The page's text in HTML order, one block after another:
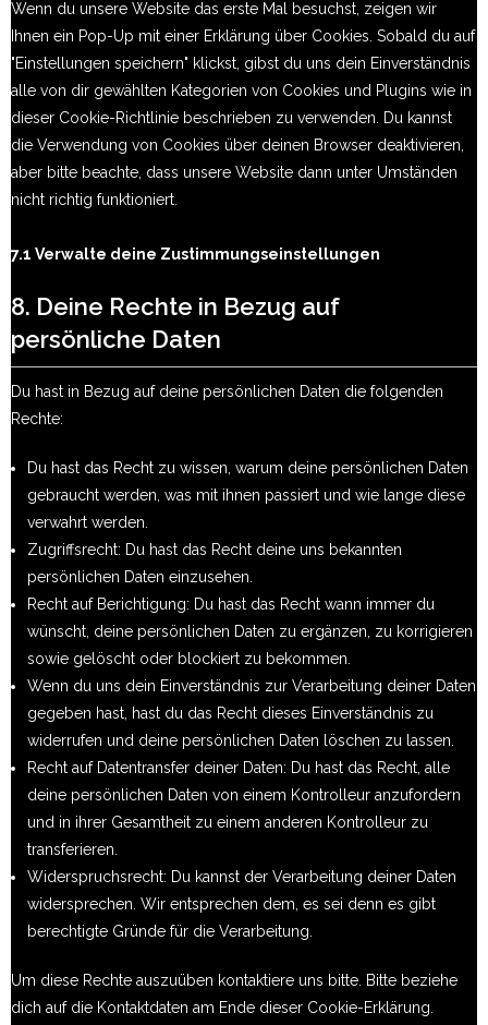
Wenn du unsere Website das erste Mal besuchst, zeigen wir
Ihnen ein Pop-Up mit einer Erklärung über Cookies. Sobald du auf
"Einstellungen speichern" klickst, gibst du uns dein Einverständnis
alle von dir gewählten Kategorien von Cookies und Plugins wie in
dieser Cookie-Richtlinie beschrieben zu verwenden. Du kannst
die Verwendung von Cookies über deinen Browser deaktivieren,
aber bitte beachte, dass unsere Website dann unter Umständen
nicht richtig funktioniert.
7.1 Verwalte deine Zustimmungseinstellungen
8. Deine Rechte in Bezug auf
persönliche Daten
Du hast in Bezug auf deine persönlichen Daten die folgenden
Rechte:
Du hast das Recht zu wissen, warum deine persönlichen Daten
gebraucht werden, was mit ihnen passiert und wie lange diese
verwahrt werden.
Zugriffsrecht: Du hast das Recht deine uns bekannten
persönlichen Daten einzusehen.
Recht auf Berichtigung: Du hast das Recht wann immer du
wünscht, deine persönlichen Daten zu ergänzen, zu korrigieren
sowie gelöscht oder blockiert zu bekommen.
Wenn du uns dein Einverständnis zur Verarbeitung deiner Daten
gegeben hast, hast du das Recht dieses Einverständnis zu
widerrufen und deine persönlichen Daten löschen zu lassen.
Recht auf Datentransfer deiner Daten: Du hast das Recht, alle
deine persönlichen Daten von einem Kontrolleur anzufordern
und in ihrer Gesamtheit zu einem anderen Kontrolleur zu
transferieren.
Widerspruchsrecht: Du kannst der Verarbeitung deiner Daten
widersprechen. Wir entsprechen dem, es sei denn es gibt
berechtigte Gründe für die Verarbeitung.
Um diese Rechte auszuüben kontaktiere uns bitte. Bitte beziehe
dich auf die Kontaktdaten am Ende dieser Cookie-Erklärung.